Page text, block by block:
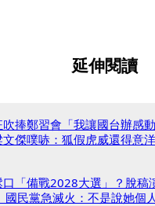
延伸閱讀
捧鄭習會「我讓國台辦感
傑噗哧：狐假虎威還得意
「備戰2028大選」？脫稿
民黨急滅火：不是說她個